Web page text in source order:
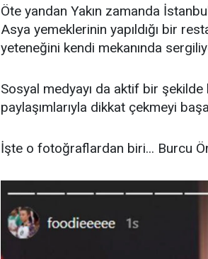
Öte yandan Yakın zamanda
Asya yemeklerinin yapıldığı bir
yeteneğini kendi mekanında
Sosyal medyayı da aktif bir şekilde
paylaşımlarıyla dikkat çekmeyi
İşte o fotoğraflardan biri... Burcu